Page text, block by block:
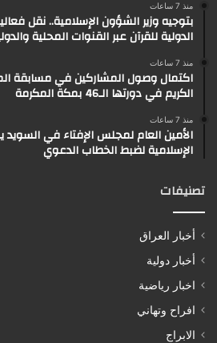
منذ 7 ساعات
بتوجيه وزير الشؤون الإسلامية.. نقل
الدولية للقرآن عبر القنوات المحلية
منذ 7 ساعات
اكتمال وصول المشاركين في مسابقة
الكريم في دورتها الـ46 بمكة المكرمة
منذ 7 ساعات
الأمين العام لمجلس الإفتاء في السويد
الإسلامية لضبط الخطاب الدعوي
تصنيفات
أخبار العراق
أخبار دولية
اخبار رياضية
افراح وتهاني
الابراج